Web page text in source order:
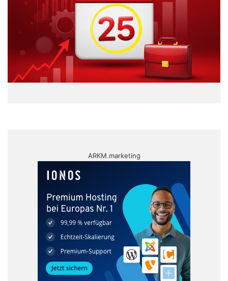
ARKM.marketing